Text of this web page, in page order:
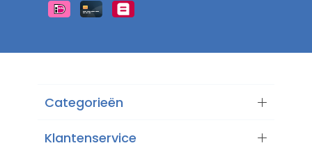
Categorieën
Klantenservice